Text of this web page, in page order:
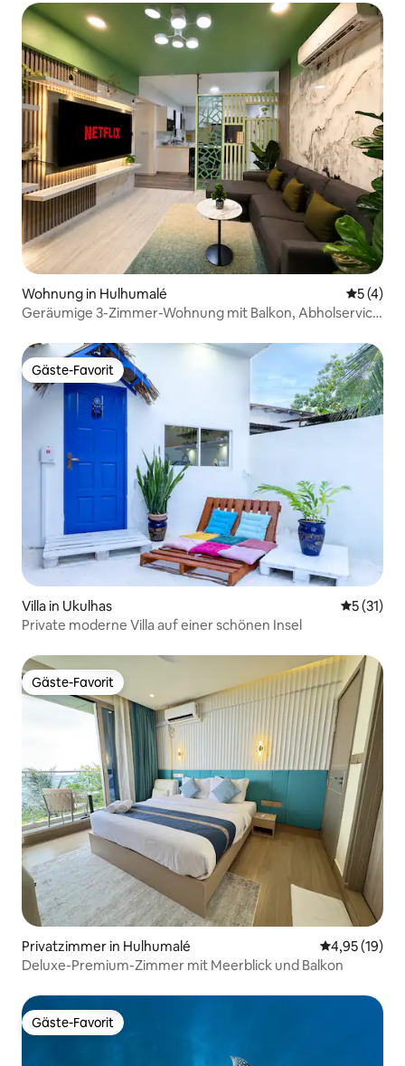
Wohnung in Hulhumalé
5 (4)
Geräumige 3-Zimmer-Wohnung mit Balkon, Abholservice
Gäste-Favorit
Gäste-Favorit
Villa in Ukulhas
5 (31)
Private moderne Villa auf einer schönen Insel
Gäste-Favorit
Gäste-Favorit
Privatzimmer in Hulhumalé
4,95 (19)
Deluxe-Premium-Zimmer mit Meerblick und Balkon
Gäste-Favorit
Gäste-Favorit